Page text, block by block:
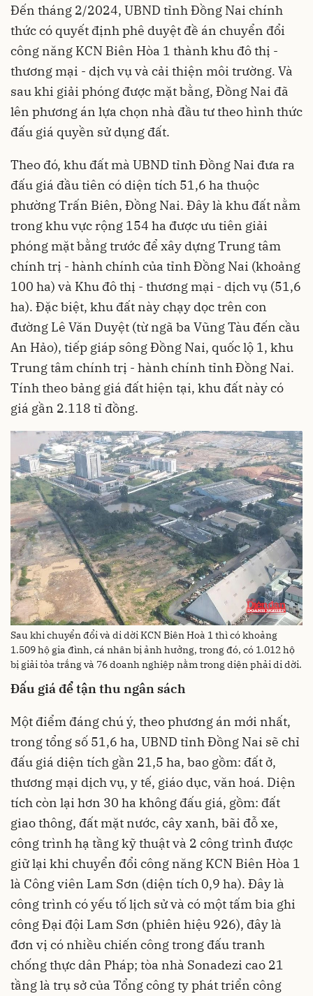
Đến tháng 2/2024, UBND tỉnh Đồng Nai chính
thức có quyết định phê duyệt đề án chuyển đổi
công năng KCN Biên Hòa 1 thành khu đô thị -
thương mại - dịch vụ và cải thiện môi trường. Và
sau khi giải phóng được mặt bằng, Đồng Nai đã
lên phương án lựa chọn nhà đầu tư theo hình thức
đấu giá quyền sử dụng đất.
Theo đó, khu đất mà UBND tỉnh Đồng Nai đưa ra
đấu giá đầu tiên có diện tích 51,6 ha thuộc
phường Trấn Biên, Đồng Nai. Đây là khu đất nằm
trong khu vực rộng 154 ha được ưu tiên giải
phóng mặt bằng trước để xây dựng Trung tâm
chính trị - hành chính của tỉnh Đồng Nai (khoảng
100 ha) và Khu đô thị - thương mại - dịch vụ (51,6
ha). Đặc biệt, khu đất này chạy dọc trên con
đường Lê Văn Duyệt (từ ngã ba Vũng Tàu đến cầu
An Hảo), tiếp giáp sông Đồng Nai, quốc lộ 1, khu
Trung tâm chính trị - hành chính tỉnh Đồng Nai.
Tính theo bảng giá đất hiện tại, khu đất này có
giá gần 2.118 tỉ đồng.
Sau khi chuyển đổi và di dời KCN Biên Hoà 1 thì có khoảng
1.509 hộ gia đình, cá nhân bị ảnh hưởng, trong đó, có 1.012 hộ
bị giải tỏa trắng và 76 doanh nghiệp nằm trong diện phải di dời.
Đấu giá để tận thu ngân sách
Một điểm đáng chú ý, theo phương án mới nhất,
trong tổng số 51,6 ha, UBND tỉnh Đồng Nai sẽ chỉ
đấu giá diện tích gần 21,5 ha, bao gồm: đất ở,
thương mại dịch vụ, y tế, giáo dục, văn hoá. Diện
tích còn lại hơn 30 ha không đấu giá, gồm: đất
giao thông, đất mặt nước, cây xanh, bãi đỗ xe,
công trình hạ tầng kỹ thuật và 2 công trình được
giữ lại khi chuyển đổi công năng KCN Biên Hòa 1
là Công viên Lam Sơn (diện tích 0,9 ha). Đây là
công trình có yếu tố lịch sử và có một tấm bia ghi
công Đại đội Lam Sơn (phiên hiệu 926), đây là
đơn vị có nhiều chiến công trong đấu tranh
chống thực dân Pháp; tòa nhà Sonadezi cao 21
tầng là trụ sở của Tổng công ty phát triển công